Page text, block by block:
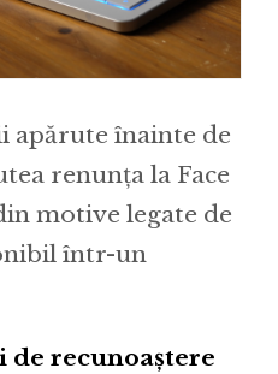
apărute înainte de
renunța la Face
motive legate de
într-un
recunoaștere